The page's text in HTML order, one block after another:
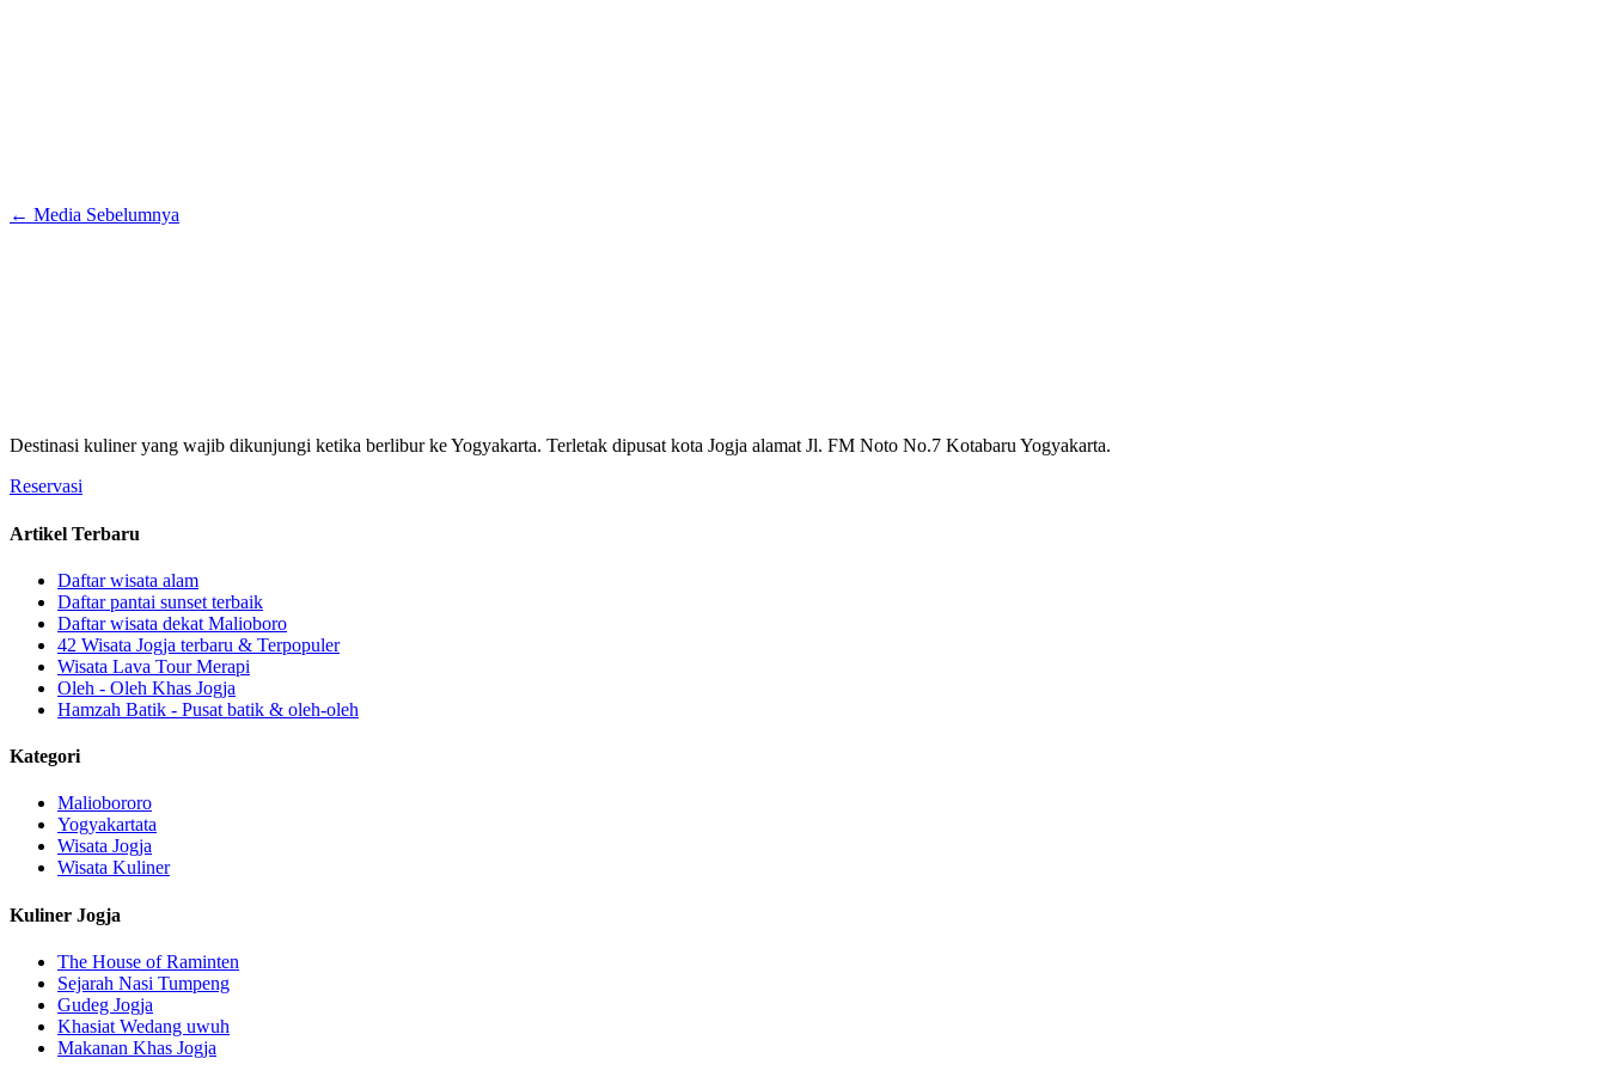
← Media Sebelumnya
Destinasi kuliner yang wajib dikunjungi ketika berlibur ke Yogyakarta. Terletak dipusat kota Jogja alamat Jl. FM Noto No.7 Kotabaru Yogyakarta.
Reservasi
Artikel Terbaru
Daftar wisata alam
Daftar pantai sunset terbaik
Daftar wisata dekat Malioboro
42 Wisata Jogja terbaru & Terpopuler
Wisata Lava Tour Merapi
Oleh - Oleh Khas Jogja
Hamzah Batik - Pusat batik & oleh-oleh
Kategori
Maliobororo
Yogyakartata
Wisata Jogja
Wisata Kuliner
Kuliner Jogja
The House of Raminten
Sejarah Nasi Tumpeng
Gudeg Jogja
Khasiat Wedang uwuh
Makanan Khas Jogja